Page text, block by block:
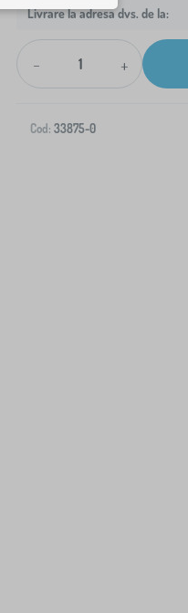
Livrare la adresa dvs. de la:
- +
Cod: 33875-0